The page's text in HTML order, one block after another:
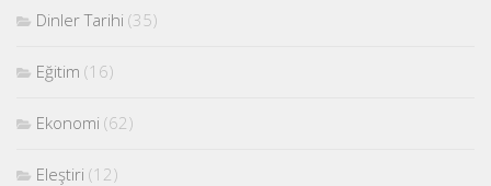
Dinler Tarihi (35)
Eğitim (16)
Ekonomi (62)
Eleştiri (12)